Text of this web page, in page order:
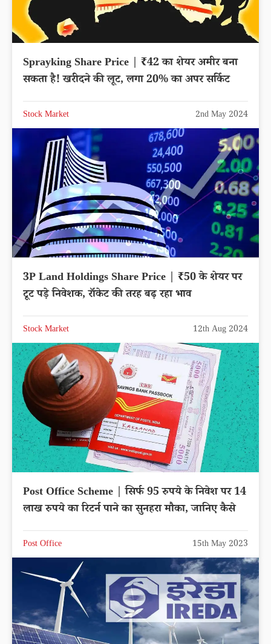
Sprayking Share Price | ₹42 का शेयर अमीर बना
सकता है! खरीदने की लूट, लगा 20% का अपर सर्किट
Stock Market 2nd May 2024
3P Land Holdings Share Price | ₹50 के शेयर पर
टूट पड़े निवेशक, रॉकेट की तरह बढ़ रहा भाव
Stock Market 12th Aug 2024
Post Office Scheme | सिर्फ 95 रुपये के निवेश पर 14
लाख रुपये का रिटर्न पाने का सुनहरा मौका, जानिए कैसे
Post Office 15th May 2023